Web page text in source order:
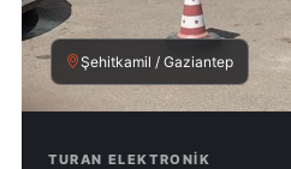
Şehitkamil / Gaziantep
TURAN ELEKTRONIK